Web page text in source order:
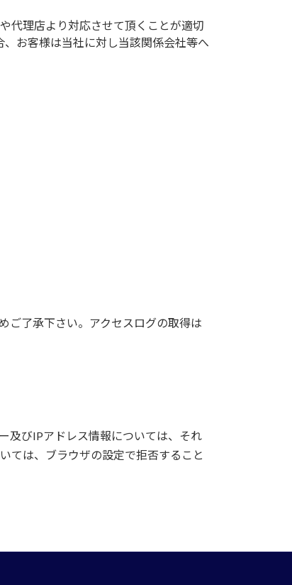
代理店より対応させて頂くことが適切
お客様は当社に対し当該関係会社等へ
ご了承下さい。アクセスログの取得は
及びIPアドレス情報については、それ
ては、ブラウザの設定で拒否すること